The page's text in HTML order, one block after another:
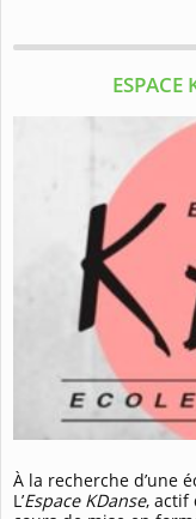
À la recherche d’une
L’Espace KDanse, actif